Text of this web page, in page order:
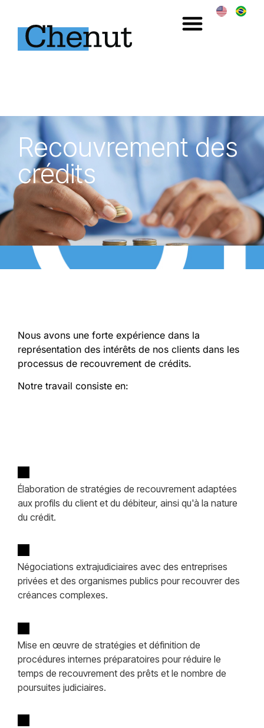
Recouvrement des
crédits
Nous avons une forte expérience dans la
représentation des intérêts de nos clients dans les
processus de recouvrement de crédits.
Notre travail consiste en:
Élaboration de stratégies de recouvrement adaptées
aux profils du client et du débiteur, ainsi qu'à la nature
du crédit.
Négociations extrajudiciaires avec des entreprises
privées et des organismes publics pour recouvrer des
créances complexes.
Mise en œuvre de stratégies et définition de
procédures internes préparatoires pour réduire le
temps de recouvrement des prêts et le nombre de
poursuites judiciaires.